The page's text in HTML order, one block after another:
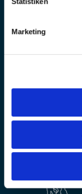
Marketing